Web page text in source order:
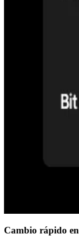
Cambio rápido